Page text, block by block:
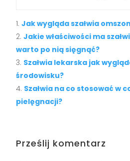
Jak wygląda szałwia
Jakie właściwości ma
warto po nią sięgnąć?
Szałwia lekarska jak
środowisku?
Szałwia na co stosować w
pielęgnacji?
Prześlij komentarz